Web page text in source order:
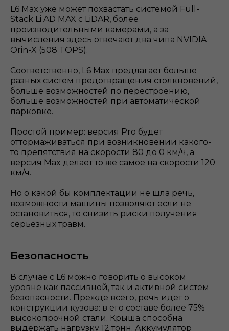
L6 Max уже может похвастать системой Full-
Stack Li AD MAX с LiDAR, более
производительными камерами, а за
вычисления здесь отвечают два чипа NVIDIA
Orin-X (508 TOPS).
Соответственно, L6 Max предлагает больше
разных систем предотвращения столкновений,
больше возможностей по перестроению,
больше возможностей при автоматической
парковке.
Простой пример: версия Pro будет
оттормаживаться при возникновении какого-
то препятствия на скорости 80 до 0 км/ч, а
версия Max делает то же самое на скорости 120
км/ч.
Но о какой бы комплектации не шла речь,
возможности машины позволяют если не
остановиться, то снизить риски получения
серьезных травм.
Безопасность
В случае с L6 можно говорить о высоком
уровне как пассивной, так и активной систем
безопасности. Прежде всего, речь идет о
конструкции кузова: в его составе более 75%
высокопрочной стали. Крыша способна
выдержать нагрузку 12 тонн. Аккумулятор